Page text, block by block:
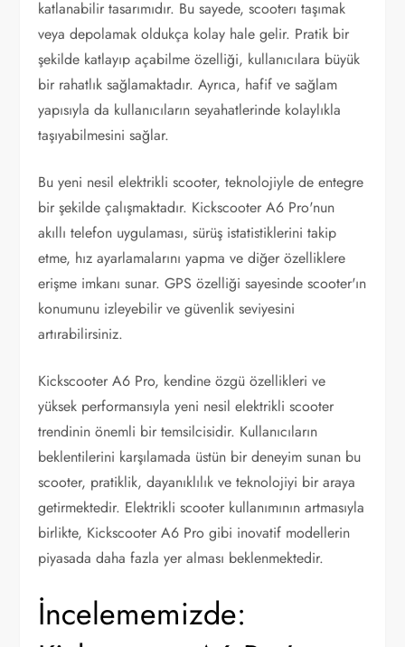
katlanabilir tasarımıdır. Bu sayede, scooterı taşımak
veya depolamak oldukça kolay hale gelir. Pratik bir
şekilde katlayıp açabilme özelliği, kullanıcılara büyük
bir rahatlık sağlamaktadır. Ayrıca, hafif ve sağlam
yapısıyla da kullanıcıların seyahatlerinde kolaylıkla
taşıyabilmesini sağlar.
Bu yeni nesil elektrikli scooter, teknolojiyle de entegre
bir şekilde çalışmaktadır. Kickscooter A6 Pro'nun
akıllı telefon uygulaması, sürüş istatistiklerini takip
etme, hız ayarlamalarını yapma ve diğer özelliklere
erişme imkanı sunar. GPS özelliği sayesinde scooter'ın
konumunu izleyebilir ve güvenlik seviyesini
artırabilirsiniz.
Kickscooter A6 Pro, kendine özgü özellikleri ve
yüksek performansıyla yeni nesil elektrikli scooter
trendinin önemli bir temsilcisidir. Kullanıcıların
beklentilerini karşılamada üstün bir deneyim sunan bu
scooter, pratiklik, dayanıklılık ve teknolojiyi bir araya
getirmektedir. Elektrikli scooter kullanımının artmasıyla
birlikte, Kickscooter A6 Pro gibi inovatif modellerin
piyasada daha fazla yer alması beklenmektedir.
İncelememizde: